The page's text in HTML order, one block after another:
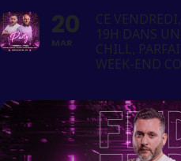
20
MAR
CE
19H DANS
CHILL,
WEEK-END